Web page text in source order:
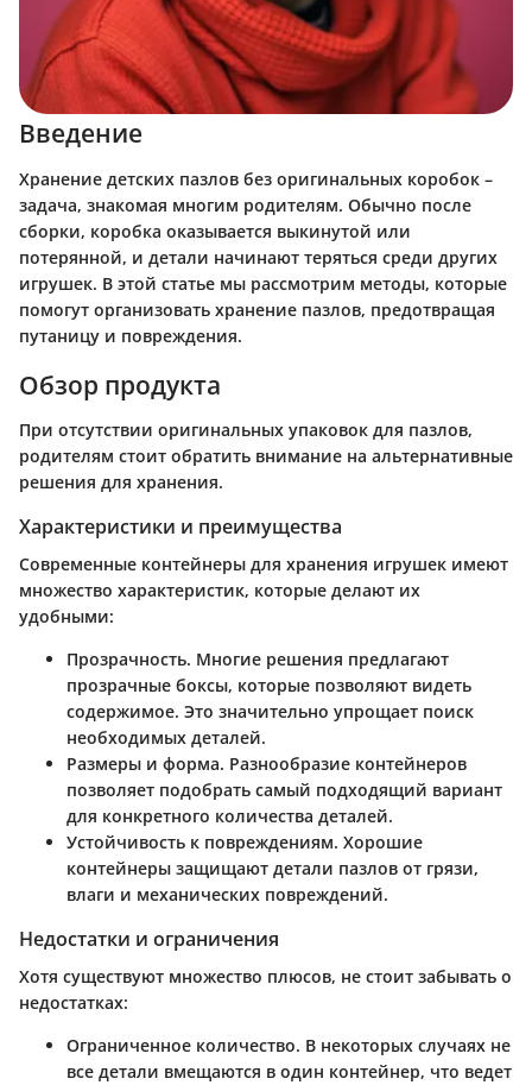
Введение
Хранение детских пазлов без оригинальных коробок –
задача, знакомая многим родителям. Обычно после
сборки, коробка оказывается выкинутой или
потерянной, и детали начинают теряться среди других
игрушек. В этой статье мы рассмотрим методы, которые
помогут организовать хранение пазлов, предотвращая
путаницу и повреждения.
Обзор продукта
При отсутствии оригинальных упаковок для пазлов,
родителям стоит обратить внимание на альтернативные
решения для хранения.
Характеристики и преимущества
Современные контейнеры для хранения игрушек имеют
множество характеристик, которые делают их
удобными:
Прозрачность. Многие решения предлагают
прозрачные боксы, которые позволяют видеть
содержимое. Это значительно упрощает поиск
необходимых деталей.
Размеры и форма. Разнообразие контейнеров
позволяет подобрать самый подходящий вариант
для конкретного количества деталей.
Устойчивость к повреждениям. Хорошие
контейнеры защищают детали пазлов от грязи,
влаги и механических повреждений.
Недостатки и ограничения
Хотя существуют множество плюсов, не стоит забывать о
недостатках:
Ограниченное количество. В некоторых случаях не
все детали вмещаются в один контейнер, что ведет